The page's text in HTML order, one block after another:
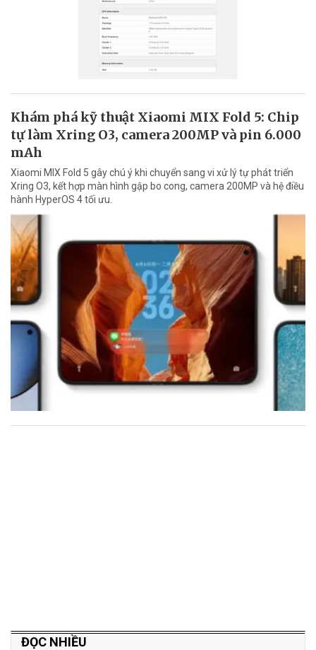
Khám phá kỹ thuật Xiaomi MIX Fold 5: Chip
tự làm Xring O3, camera 200MP và pin 6.000
mAh
Xiaomi MIX Fold 5 gây chú ý khi chuyển sang vi xử lý tự phát triển
Xring O3, kết hợp màn hình gập bo cong, camera 200MP và hệ điều
hành HyperOS 4 tối ưu.
ĐỌC NHIỀU